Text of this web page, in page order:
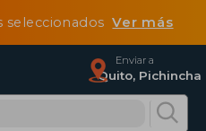
seleccionadosVer más
Enviar a
Quito, Pichincha